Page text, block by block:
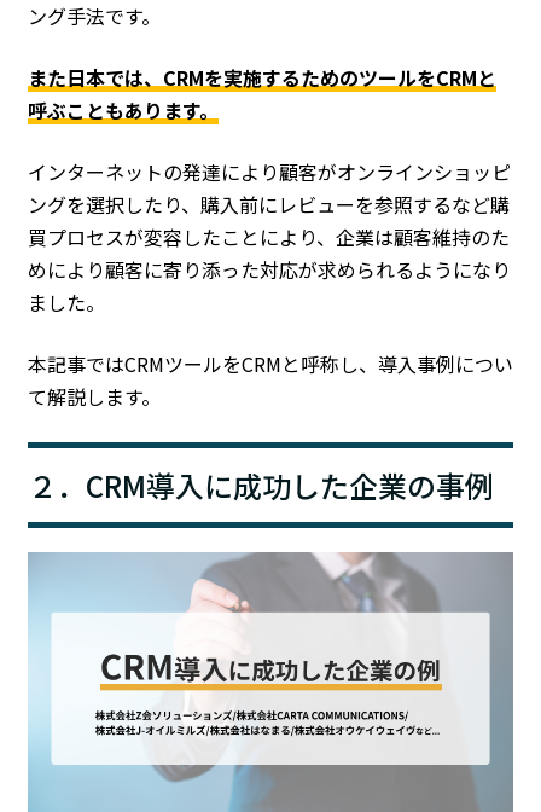
ング手法です。
また日本では、CRMを実施するためのツールをCRMと
呼ぶこともあります。
インターネットの発達により顧客がオンラインショッピ
ングを選択したり、購入前にレビューを参照するなど購
買プロセスが変容したことにより、企業は顧客維持のた
めにより顧客に寄り添った対応が求められるようになり
ました。
本記事ではCRMツールをCRMと呼称し、導入事例につい
て解説します。
２．CRM導入に成功した企業の事例